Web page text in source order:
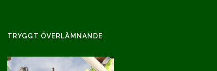
TRYGGT ÖVERLÄMNANDE